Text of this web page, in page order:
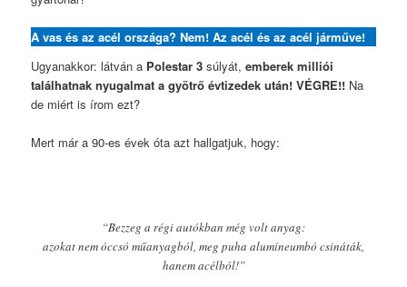
A vas és az acél országa? Nem! Az acél és az acél járműve!
Ugyanakkor: látván a Polestar 3 súlyát,emberek milliói
találhatnak nyugalmat a gyötrő évtizedek után! VÉGRE!! Na
de miért is írom ezt?
Mert már a 90-es évek óta azt hallgatjuk, hogy:
“Bezzeg a régi autókban még volt anyag:
azokat nem óccsó műanyagból, meg puha alumíneumbó csináták,
hanem acélból!”